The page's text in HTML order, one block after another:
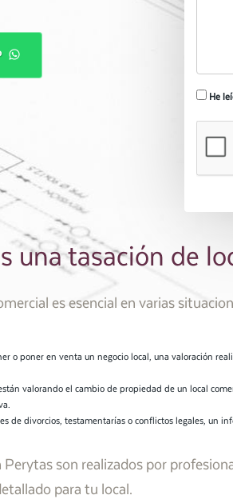
He
una tasación de
es esencial en varias
o poner en venta un negocio local, una valoración
valorando el cambio de propiedad de un local
de divorcios, testamentarías o conflictos legales, un
son realizados por
para tu local.